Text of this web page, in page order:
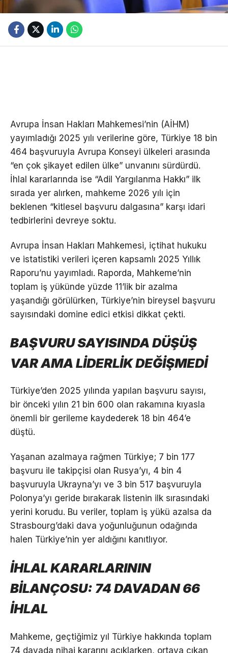
Avrupa İnsan Hakları Mahkemesi’nin (AİHM)
yayımladığı 2025 yılı verilerine göre, Türkiye 18 bin
464 başvuruyla Avrupa Konseyi ülkeleri arasında
“en çok şikayet edilen ülke” unvanını sürdürdü.
İhlal kararlarında ise “Adil Yargılanma Hakkı” ilk
sırada yer alırken, mahkeme 2026 yılı için
beklenen “kitlesel başvuru dalgasına” karşı idari
tedbirlerini devreye soktu.
Avrupa İnsan Hakları Mahkemesi, içtihat hukuku
ve istatistiki verileri içeren kapsamlı 2025 Yıllık
Raporu’nu yayımladı. Raporda, Mahkeme’nin
toplam iş yükünde yüzde 11’lik bir azalma
yaşandığı görülürken, Türkiye’nin bireysel başvuru
sayısındaki domine edici etkisi dikkat çekti.
BAŞVURU SAYISINDA DÜŞÜŞ
VAR AMA LİDERLİK DEĞİŞMEDİ
Türkiye’den 2025 yılında yapılan başvuru sayısı,
bir önceki yılın 21 bin 600 olan rakamına kıyasla
önemli bir gerileme kaydederek 18 bin 464’e
düştü.
Yaşanan azalmaya rağmen Türkiye; 7 bin 177
başvuru ile takipçisi olan Rusya’yı, 4 bin 4
başvuruyla Ukrayna’yı ve 3 bin 517 başvuruyla
Polonya’yı geride bırakarak listenin ilk sırasındaki
yerini korudu. Bu veriler, toplam iş yükü azalsa da
Strasbourg’daki dava yoğunluğunun odağında
halen Türkiye’nin yer aldığını kanıtlıyor.
İHLAL KARARLARININ
BİLANÇOSU: 74 DAVADAN 66
İHLAL
Mahkeme, geçtiğimiz yıl Türkiye hakkında toplam
74 davada nihai kararını açıklarken, ortaya çıkan